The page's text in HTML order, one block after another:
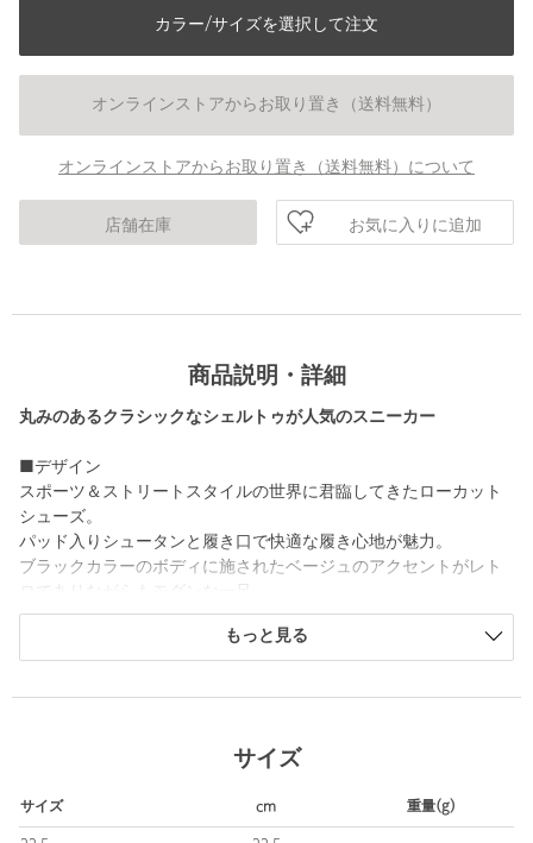
カラー/サイズを選択して注文
オンラインストアからお取り置き（送料無料）
オンラインストアからお取り置き（送料無料）について
店舗在庫 お気に入りに追加
商品説明・詳細
丸みのあるクラシックなシェルトゥが人気のスニーカー
■デザイン
スポーツ＆ストリートスタイルの世界に君臨してきたローカット
シューズ。
パッド入りシュータンと履き口で快適な履き心地が魅力。
ブラックカラーのボディに施されたベージュのアクセントがレト
に。
もっと見る
サイズ
サイズ cm 重量(g)